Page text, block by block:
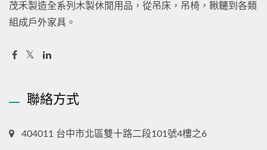
茂禾製造全系列木製休閒用品，從吊床，吊椅，鞦韆到各類
組成戶外家具。
聯絡方式
404011 台中市北區雙十路二段101號4樓之6